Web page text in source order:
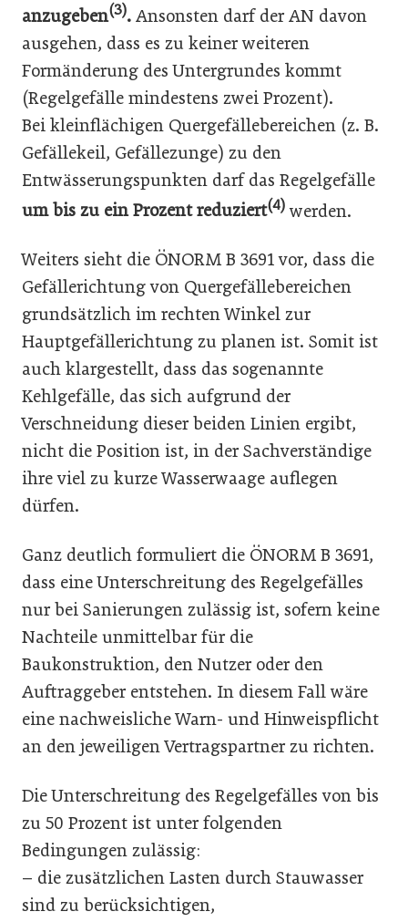
anzugeben(3). Ansonsten darf der AN davon
ausgehen, dass es zu keiner weiteren
Formänderung des Untergrundes kommt
(Regelgefälle mindestens zwei Prozent).
Bei kleinflächigen Quergefällebereichen (z. B.
Gefällekeil, Gefällezunge) zu den
Entwässerungspunkten darf das Regelgefälle
um bis zu ein Prozent reduziert(4) werden.
Weiters sieht die ÖNORM B 3691 vor, dass die
Gefällerichtung von Quergefällebereichen
grundsätzlich im rechten Winkel zur
Hauptgefällerichtung zu planen ist. Somit ist
auch klargestellt, dass das sogenannte
Kehlgefälle, das sich aufgrund der
Verschneidung dieser beiden Linien ergibt,
nicht die Position ist, in der Sachverständige
ihre viel zu kurze Wasserwaage auflegen
dürfen.
Ganz deutlich formuliert die ÖNORM B 3691,
dass eine Unterschreitung des Regelgefälles
nur bei Sanierungen zulässig ist, sofern keine
Nachteile unmittelbar für die
Baukonstruktion, den Nutzer oder den
Auftraggeber entstehen. In diesem Fall wäre
eine nachweisliche Warn- und Hinweispflicht
an den jeweiligen Vertragspartner zu richten.
Die Unterschreitung des Regelgefälles von bis
zu 50 Prozent ist unter folgenden
Bedingungen zulässig:
– die zusätzlichen Lasten durch Stauwasser
sind zu berücksichtigen,